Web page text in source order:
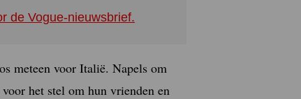
de Vogue-nieuwsbrief.
meteen voor Italië. Napels om
het stel om hun vrienden en